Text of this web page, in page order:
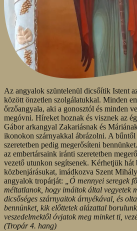
Az angyalok szüntelenül dicsőítik Istent
között önzetlen szolgálatukkal. Minden
őrzőangyala, aki a gonosztól és minden
megóvni. Híreket hoznak és visznek az
Gábor arkangyal Zakariásnak és
ikonokon szárnyakkal ábrázolni. A
szeretetben pedig megerősíteni
az embertársaink iránti szeretetben
vezető utunkon segítsenek. Kérhetjük hát
közbenjárásukat, imádkozva Szent
angyalok tropárját: „Ó mennyei seregek
méltatlanok, hogy imáitok által vegyetek
dicsőséges szárnyaitok árnyékával, és
bennünket, kik előttetek alázattal
veszedelmektől óvjatok meg minket ti,
(Tropár 4. hang)